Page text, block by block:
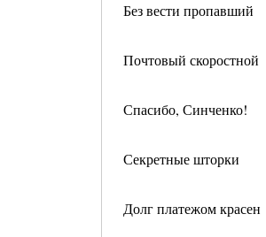
Без вести пропавший
Почтовый скоростной
Спасибо, Синченко!
Секретные шторки
Долг платежом красен